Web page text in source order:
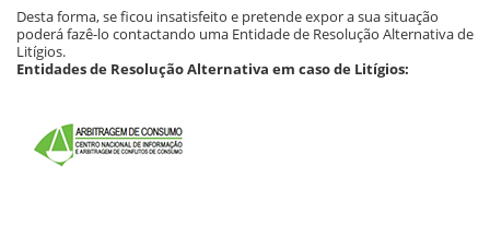
Desta forma, se ficou insatisfeito e pretende expor a sua situação
poderá fazê-lo contactando uma Entidade de Resolução Alternativa de
Litígios.
Entidades de Resolução Alternativa em caso de Litígios: